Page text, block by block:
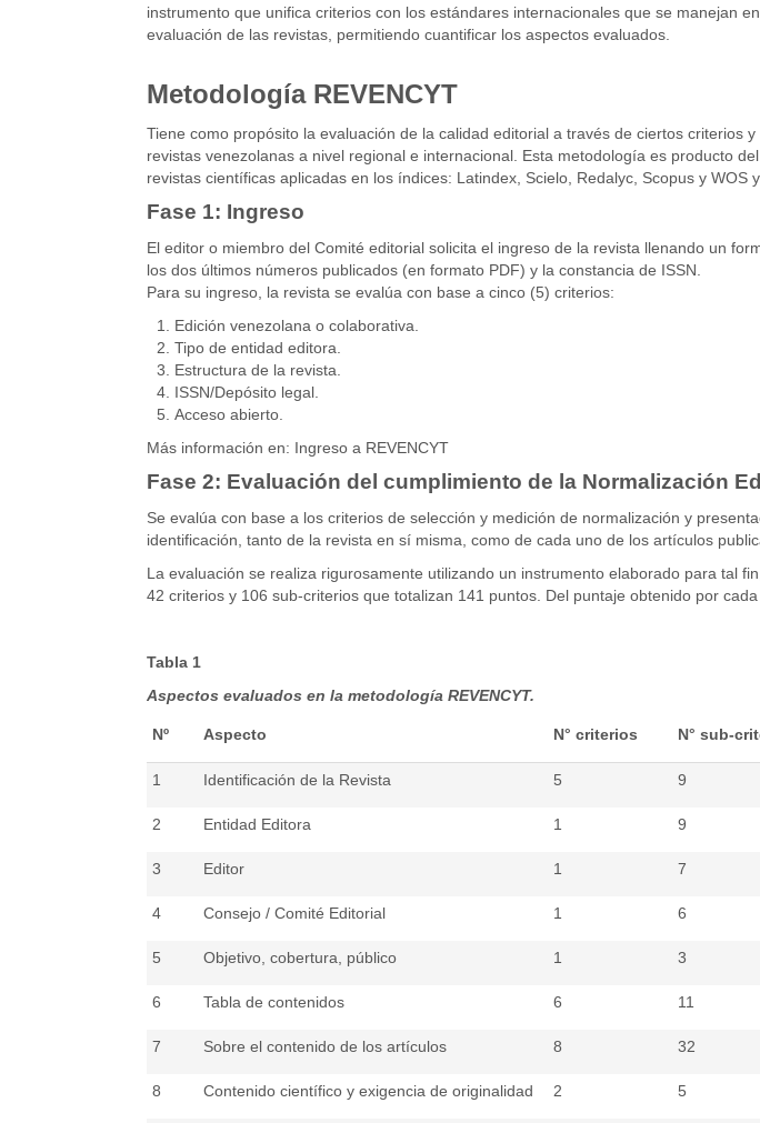
instrumento que unifica criterios con los estándares internacionales que se manejan
evaluación de las revistas, permitiendo cuantificar los aspectos evaluados.
Metodología REVENCYT
Tiene como propósito la evaluación de la calidad editorial a través de ciertos
revistas venezolanas a nivel regional e internacional. Esta metodología es producto
revistas científicas aplicadas en los índices: Latindex, Scielo, Redalyc, Scopus y
Fase 1: Ingreso
El editor o miembro del Comité editorial solicita el ingreso de la revista llenando un
los dos últimos números publicados (en formato PDF) y la constancia de ISSN.
Para su ingreso, la revista se evalúa con base a cinco (5) criterios:
Edición venezolana o colaborativa.
Tipo de entidad editora.
Estructura de la revista.
ISSN/Depósito legal.
Acceso abierto.
Más información en: Ingreso a REVENCYT
Fase 2: Evaluación del cumplimiento de la Normalización
Se evalúa con base a los criterios de selección y medición de normalización y
identificación, tanto de la revista en sí misma, como de cada uno de los artículos
La evaluación se realiza rigurosamente utilizando un instrumento elaborado para tal
42 criterios y 106 sub-criterios que totalizan 141 puntos. Del puntaje obtenido por
Tabla 1
Aspectos evaluados en la metodología REVENCYT.
Nº Aspecto N° criterios N° sub-
1 Identificación de la Revista 5 9
2 Entidad Editora 1 9
3 Editor 1 7
4 Consejo / Comité Editorial 1 6
5 Objetivo, cobertura, público 1 3
6 Tabla de contenidos 6 11
7 Sobre el contenido de los artículos 8 32
8 Contenido científico y exigencia de originalidad 2 5